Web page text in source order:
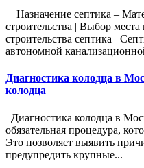
Назначение септика –
строительства | Выбор
строительства септика
автономной
Диагностика колодца в
колодца
Диагностика колодца в
обязательная процедура,
Это позволяет выявить
предупредить крупные...